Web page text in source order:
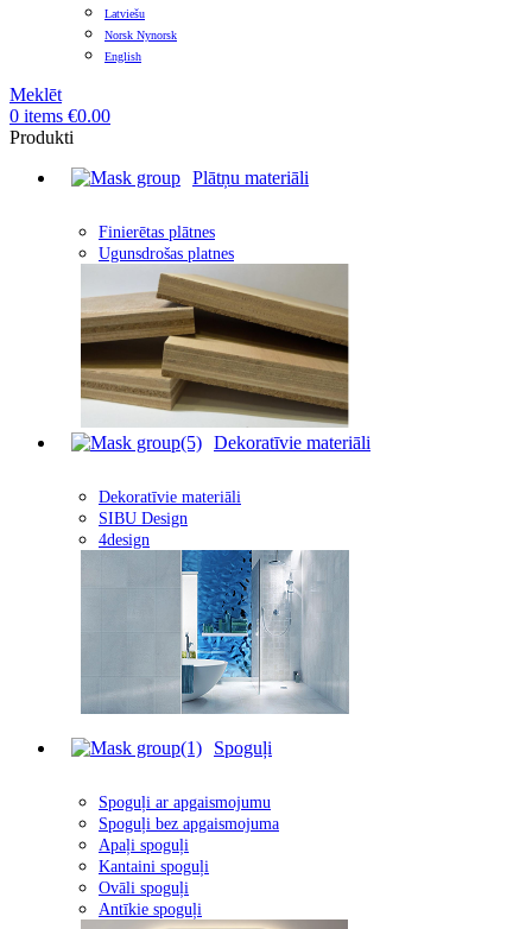
Latviešu
Norsk Nynorsk
English
Meklēt
0 items €0.00
Produkti
Plātņu materiāli
Finierētas plātnes
Ugunsdrošas platnes
Dekoratīvie materiāli
Dekoratīvie materiāli
SIBU Design
4design
Spoguļi
Spoguļi ar apgaismojumu
Spoguļi bez apgaismojuma
Apaļi spoguļi
Kantaini spoguļi
Ovāli spoguļi
Antīkie spoguļi